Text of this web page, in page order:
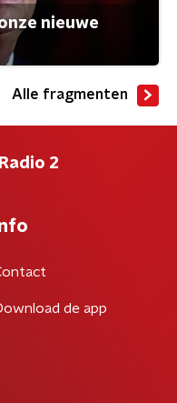
nieuwe
Alle fragmenten
2
de app